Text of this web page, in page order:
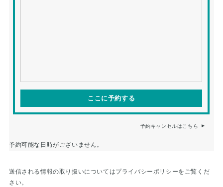
ここに予約する
予約キャンセルはこちら
予約可能な日時がございません。
送信される情報の取り扱いについてはプライバシーポリシーをご覧くだ
さい。